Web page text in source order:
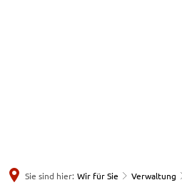
Sie sind hier: Wir für Sie Verwaltung